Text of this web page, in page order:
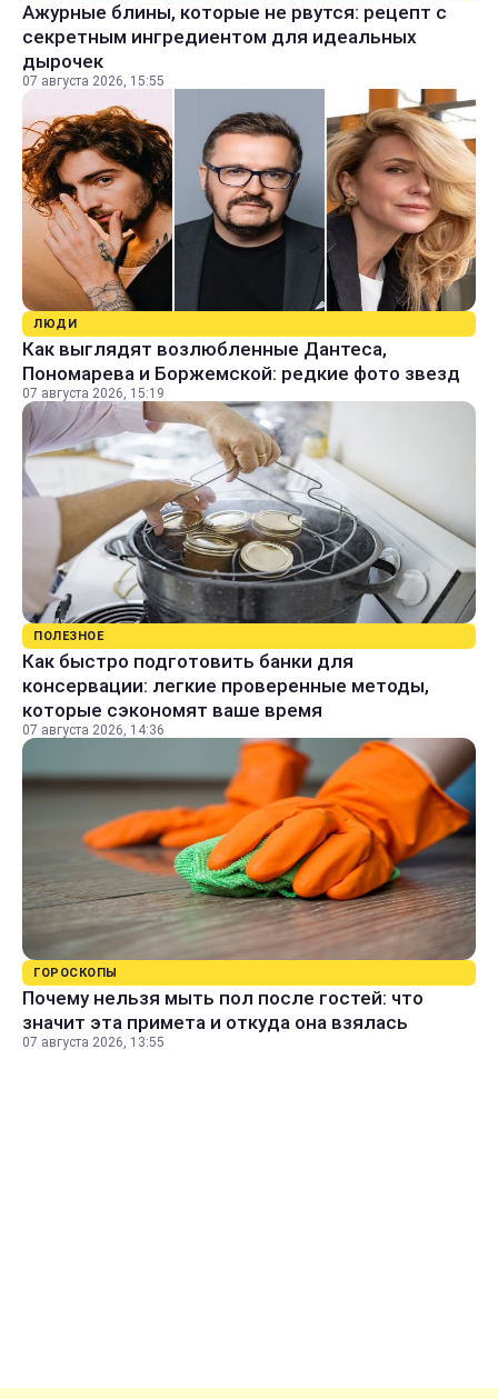
Ажурные блины, которые не рвутся: рецепт с
секретным ингредиентом для идеальных
дырочек
07 августа 2026, 15:55
ЛЮДИ
Как выглядят возлюбленные Дантеса,
Пономарева и Боржемской: редкие фото звезд
07 августа 2026, 15:19
ПОЛЕЗНОЕ
Как быстро подготовить банки для
консервации: легкие проверенные методы,
которые сэкономят ваше время
07 августа 2026, 14:36
ГОРОСКОПЫ
Почему нельзя мыть пол после гостей: что
значит эта примета и откуда она взялась
07 августа 2026, 13:55